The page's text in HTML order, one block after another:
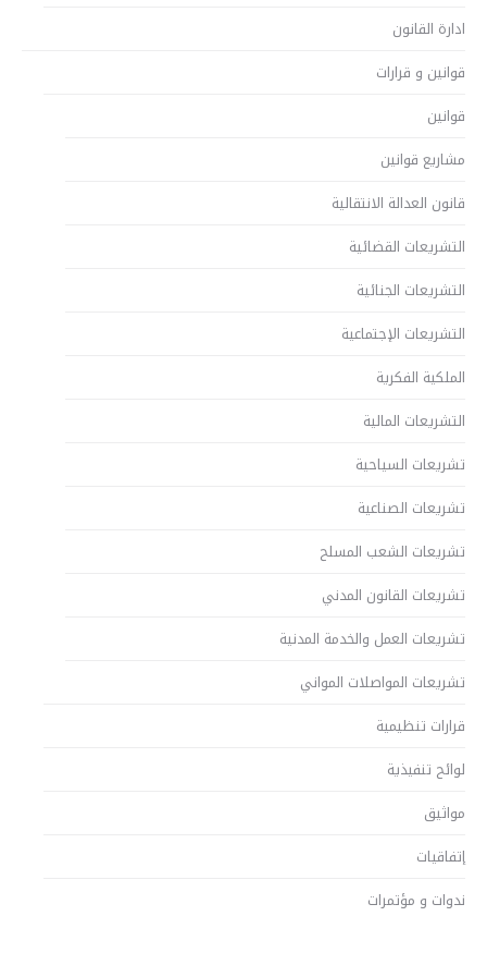
ادارة القانون
قوانين و قرارات
قوانين
مشاريع قوانين
قانون العدالة الانتقالية
التشريعات القضائية
التشريعات الجنائية
التشريعات الإجتماعية
الملكية الفكرية
التشريعات المالية
تشريعات السياحية
تشريعات الصناعية
تشريعات الشعب المسلح
تشريعات القانون المدني
تشريعات العمل والخدمة المدنية
تشريعات المواصلات المواني
قرارات تنظيمية
لوائح تنفيذية
مواثيق
إتفاقيات
ندوات و مؤتمرات